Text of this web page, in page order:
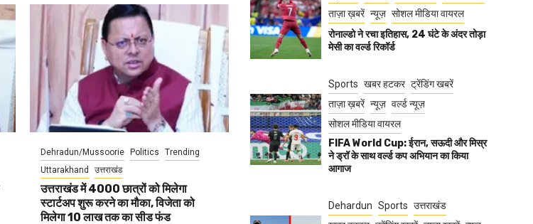
Dehradun/Mussoorie Politics
Trending
Uttarakhand
उत्तराखंड
उत्तराखंड में 4000 छात्रों को मिलेगा
स्टार्टअप शुरू करने का मौका, विजेता को
मिलेगा 10 लाख तक का सीड फंड
ताज़ा ख़बरें न्यूज़ सोशल मीडिया वायरल
रोनाल्डो ने रचा इतिहास, 24 घंटे के अंदर तोड़ा
मेसी का वर्ल्ड रिकॉर्ड
Sports खबर हटकर ट्रेंडिंग खबरें
ताज़ा ख़बरें न्यूज़ वर्ल्ड न्यूज़
सोशल मीडिया वायरल
FIFA World Cup: ईरान, सऊदी और मिस्र
ने ड्रॉ के साथ वर्ल्ड कप अभियान का किया
आगाज
Dehardun Sports उत्तराखंड